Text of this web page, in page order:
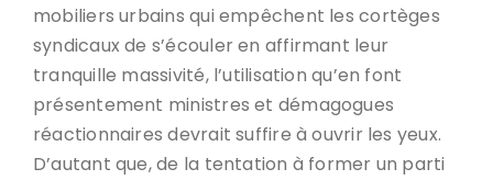
mobiliers urbains qui empêchent les cortèges
syndicaux de s’écouler en affirmant leur
tranquille massivité, l’utilisation qu’en font
présentement ministres et démagogues
réactionnaires devrait suffire à ouvrir les yeux.
D’autant que, de la tentation à former un parti